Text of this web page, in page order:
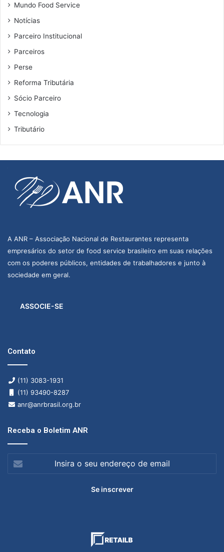
Mundo Food Service
Notícias
Parceiro Institucional
Parceiros
Perse
Reforma Tributária
Sócio Parceiro
Tecnologia
Tributário
A ANR – Associação Nacional de Restaurantes representa
empresários do setor de food service brasileiro em suas relações
com os poderes públicos, entidades de trabalhadores e junto à
sociedade em geral.
ASSOCIE-SE
Contato
(11) 3083-1931
(11) 93490-8287
anr@anrbrasil.org.br
Receba o Boletim ANR